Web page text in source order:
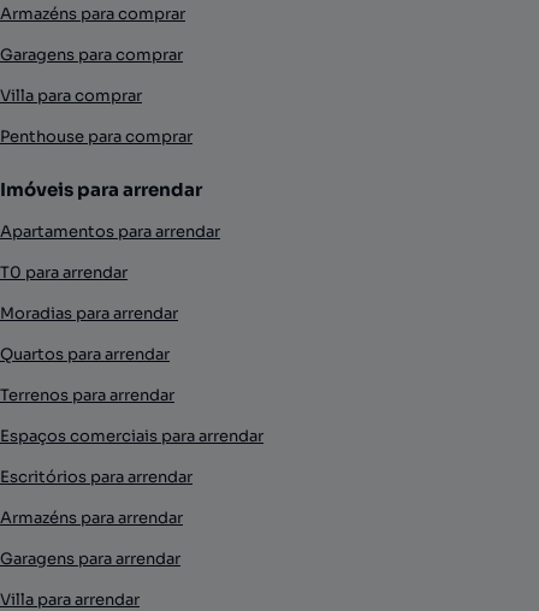
Armazéns para comprar
Garagens para comprar
Villa para comprar
Penthouse para comprar
Imóveis para arrendar
Apartamentos para arrendar
T0 para arrendar
Moradias para arrendar
Quartos para arrendar
Terrenos para arrendar
Espaços comerciais para arrendar
Escritórios para arrendar
Armazéns para arrendar
Garagens para arrendar
Villa para arrendar